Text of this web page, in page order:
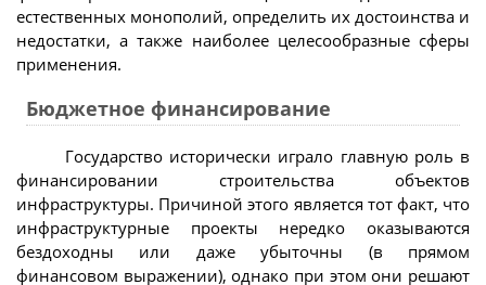
естественных монополий, определить их достоинства и
недостатки, а также наиболее целесообразные сферы
применения.
Бюджетное финансирование
Государство исторически играло главную роль в
финансировании строительства объектов
инфраструктуры. Причиной этого является тот факт, что
инфраструктурные проекты нередко оказываются
бездоходны или даже убыточны (в прямом
финансовом выражении), однако при этом они решают